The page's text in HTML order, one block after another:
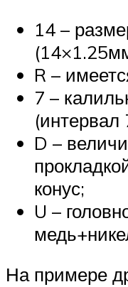
14 –
R –
7 –
(интервал
D –
конус;
U –
На примере